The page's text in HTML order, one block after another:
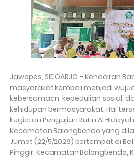
Jawapes, SIDOARJO – Kehadiran
masyarakat kembali menjadi
kebersamaan, kepedulian sosial,
kehidupan bermasyarakat. Hal
kegiatan Pengajian Rutin Al Hidayah
Kecamatan Balongbendo yang
Jumat (22/5/2026) bertempat di
Pinggir, Kecamatan Balongbendo,